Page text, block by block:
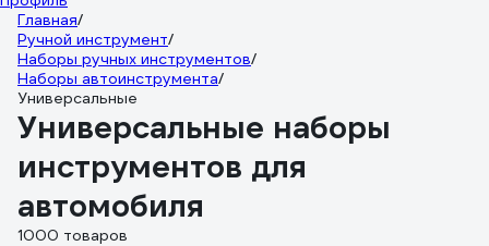
Главная/
Ручной инструмент/
Наборы ручных инструментов/
Наборы автоинструмента/
Универсальные
Универсальные наборы
инструментов для
автомобиля
1000 товаров